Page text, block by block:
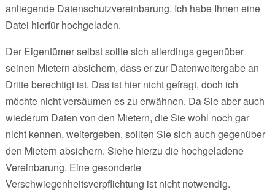
anliegende Datenschutzvereinbarung. Ich habe Ihnen eine
Datei hierfür hochgeladen.
Der Eigentümer selbst sollte sich allerdings gegenüber
seinen Mietern absichern, dass er zur Datenweitergabe an
Dritte berechtigt ist. Das ist hier nicht gefragt, doch ich
möchte nicht versäumen es zu erwähnen. Da Sie aber auch
wiederum Daten von den Mietern, die Sie wohl noch gar
nicht kennen, weitergeben, sollten Sie sich auch gegenüber
den Mietern absichern. Siehe hierzu die hochgeladene
Vereinbarung. Eine gesonderte
Verschwiegenheitsverpflichtung ist nicht notwendig.